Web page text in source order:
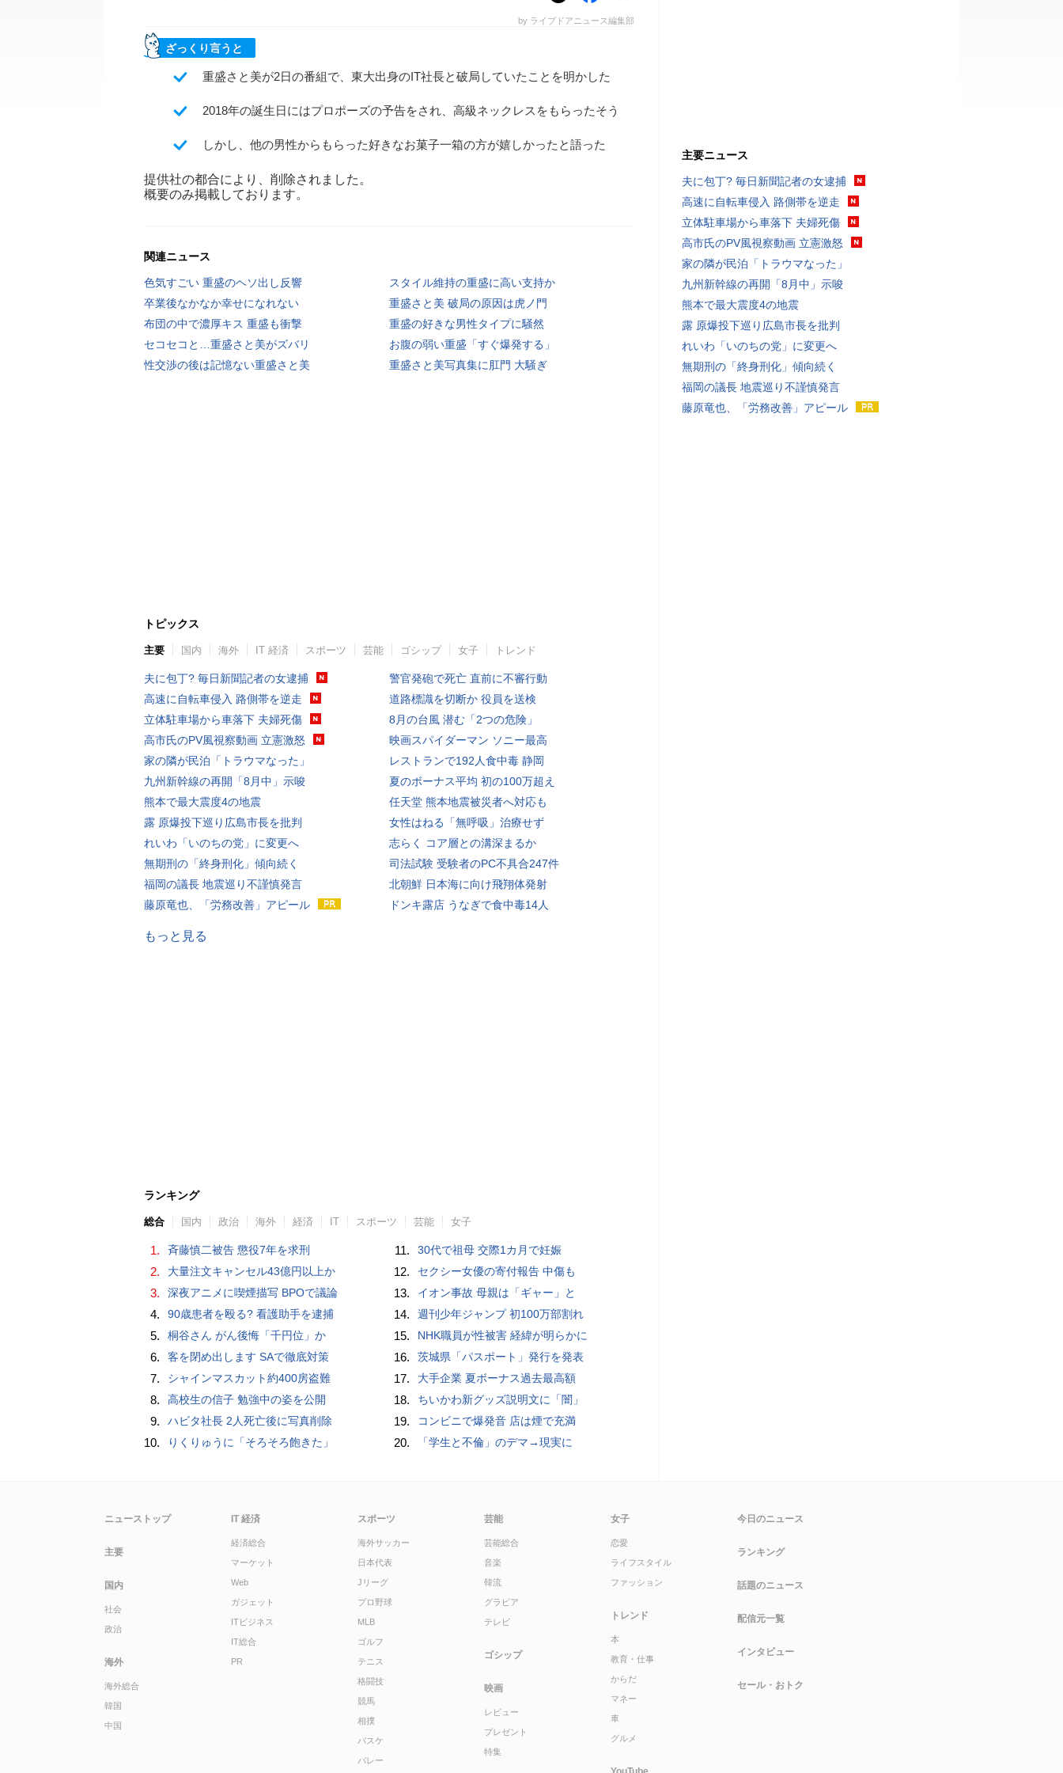
by ライブドアニュース編集部
ざっくり言うと
重盛さと美が2日の番組で、東大出身のIT社長と破局していたことを明かした
2018年の誕生日にはプロポーズの予告をされ、高級ネックレスをもらったそう
しかし、他の男性からもらった好きなお菓子一箱の方が嬉しかったと語った
提供社の都合により、削除されました。
概要のみ掲載しております。
関連ニュース
色気すごい 重盛のヘソ出し反響
スタイル維持の重盛に高い支持か
卒業後なかなか幸せになれない
重盛さと美 破局の原因は虎ノ門
布団の中で濃厚キス 重盛も衝撃
重盛の好きな男性タイプに騒然
セコセコと…重盛さと美がズバリ
お腹の弱い重盛「すぐ爆発する」
性交渉の後は記憶ない重盛さと美
重盛さと美写真集に肛門 大騒ぎ
トピックス
主要 国内 海外 IT 経済 スポーツ 芸能 ゴシップ 女子 トレンド
夫に包丁? 毎日新聞記者の女逮捕
高速に自転車侵入 路側帯を逆走
立体駐車場から車落下 夫婦死傷
高市氏のPV風視察動画 立憲激怒
家の隣が民泊「トラウマなった」
九州新幹線の再開「8月中」示唆
熊本で最大震度4の地震
露 原爆投下巡り広島市長を批判
れいわ「いのちの党」に変更へ
無期刑の「終身刑化」傾向続く
福岡の議長 地震巡り不謹慎発言
藤原竜也、「労務改善」アピール
警官発砲で死亡 直前に不審行動
道路標識を切断か 役員を送検
8月の台風 潜む「2つの危険」
映画スパイダーマン ソニー最高
レストランで192人食中毒 静岡
夏のボーナス平均 初の100万超え
任天堂 熊本地震被災者へ対応も
女性はねる「無呼吸」治療せず
志らく コア層との溝深まるか
司法試験 受験者のPC不具合247件
北朝鮮 日本海に向け飛翔体発射
ドンキ露店 うなぎで食中毒14人
もっと見る
ランキング
総合 国内 政治 海外 経済 IT スポーツ 芸能 女子
1. 斉藤慎二被告 懲役7年を求刑
2. 大量注文キャンセル43億円以上か
3. 深夜アニメに喫煙描写 BPOで議論
4. 90歳患者を殴る? 看護助手を逮捕
5. 桐谷さん がん後悔「千円位」か
6. 客を閉め出します SAで徹底対策
7. シャインマスカット約400房盗難
8. 高校生の信子 勉強中の姿を公開
9. ハビタ社長 2人死亡後に写真削除
10. りくりゅうに「そろそろ飽きた」
11. 30代で祖母 交際1カ月で妊娠
12. セクシー女優の寄付報告 中傷も
13. イオン事故 母親は「ギャー」と
14. 週刊少年ジャンプ 初100万部割れ
15. NHK職員が性被害 経緯が明らかに
16. 茨城県「パスポート」発行を発表
17. 大手企業 夏ボーナス過去最高額
18. ちいかわ新グッズ説明文に「闇」
19. コンビニで爆発音 店は煙で充満
20. 「学生と不倫」のデマ→現実に
主要ニュース
夫に包丁? 毎日新聞記者の女逮捕
高速に自転車侵入 路側帯を逆走
立体駐車場から車落下 夫婦死傷
高市氏のPV風視察動画 立憲激怒
家の隣が民泊「トラウマなった」
九州新幹線の再開「8月中」示唆
熊本で最大震度4の地震
露 原爆投下巡り広島市長を批判
れいわ「いのちの党」に変更へ
無期刑の「終身刑化」傾向続く
福岡の議長 地震巡り不謹慎発言
藤原竜也、「労務改善」アピール
ニューストップ
主要
国内
社会
政治
海外
海外総合
韓国
中国
IT 経済
経済総合
マーケット
Web
ガジェット
ITビジネス
IT総合
PR
スポーツ
海外サッカー
日本代表
Jリーグ
プロ野球
MLB
ゴルフ
テニス
格闘技
競馬
相撲
バスケ
バレー
芸能
芸能総合
音楽
韓流
グラビア
テレビ
ゴシップ
映画
レビュー
プレゼント
特集
女子
恋愛
ライフスタイル
ファッション
トレンド
本
教育・仕事
からだ
マネー
車
グルメ
今日のニュース
ランキング
話題のニュース
配信元一覧
インタビュー
セール・おトク